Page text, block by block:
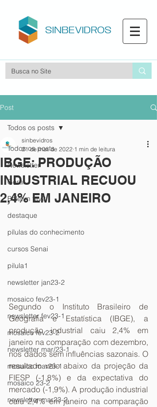
Post
Todos os posts
Newsletter
Geral
Boletim fev2
destaque
pílulas do conhecimento
cursos Senai
pilula1
newsletter jan23-2
mosaico fev23-1
newsletter fev23-1
mosaico fev23-2
newsletter mar/23-1
mosaico mar23-1
mosaico 23-2
newsletter mar23-2
Todos os posts
IBGE: PRODUÇÃO
INDUSTRIAL RECUOU
2,4% EM JANEIRO
sinbevidros
21 de mar. de 2022 1 min de leitura
Segundo o Instituto Brasileiro de
Geografia e Estatística (IBGE), a
produção industrial caiu 2,4% em
janeiro na comparação com dezembro,
nos dados sem influências sazonais. O
resultado veio abaixo da projeção da
FIESP (-1,8%) e da expectativa do
mercado (-1,9%). A produção industrial
caiu 2,4% em janeiro na comparação